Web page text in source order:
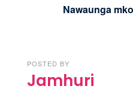
Nawaunga
POSTED BY
Jamhuri